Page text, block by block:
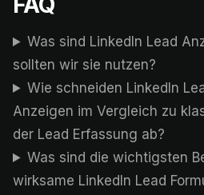
Was sind LinkedIn Lead
sollten wir sie nutzen?
Wie schneiden LinkedIn
Anzeigen im Vergleich zu
der Lead Erfassung ab?
Was sind die wichtigsten
wirksame LinkedIn Lead